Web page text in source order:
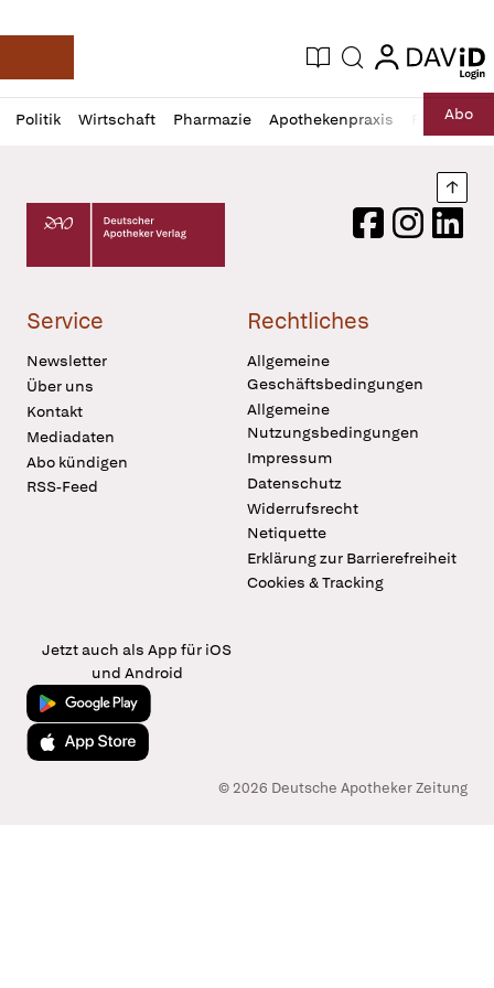
Deutsche Apotheker Zeitung
Aktuelle Ausgabe
Suche login
login
Politik Wirtschaft Pharmazie Apothekenpraxis RechtAbo
Profil
öffnen
Daz
Pur
Deutscher Apotheker Verlag Logo
FacebookInstagram
Service
Newsletter
Über uns
Kontakt
Mediadaten
Abo kündigen
RSS-Feed
Rechtliches
Allgemeine
Geschäftsbedingungen
Allgemeine
Nutzungsbedingungen
Impressum
Datenschutz
Widerrufsrecht
Netiquette
Erklärung zur Barrierefreiheit
Cookies & Tracking
Jetzt auch als App für iOS
und Android
Jetzt bei Google Play
Laden im App Store
© 2026 Deutsche Apotheker Zeitung